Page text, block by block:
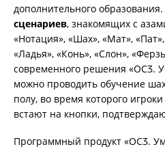
дополнительного
сценариев, знакомящих с
«Нотация», «Шах», «Мат»,
«Ладья», «Конь», «Слон»,
современного решения «ОСӠ.
можно проводить обучение
полу, во время которого
встают на кнопки,
Программный продукт «OCӠ.